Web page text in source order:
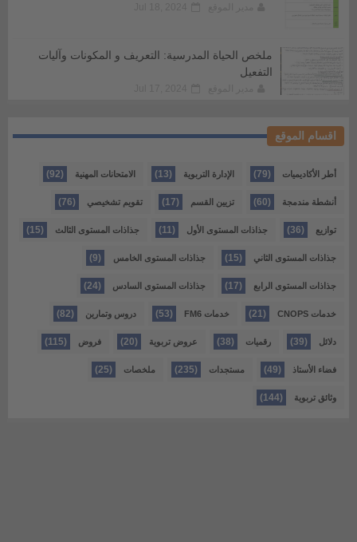
ملخص الحياة المدرسية: التعريف و المكونات وآليات
التفعيل
اقسام الموقع
أطر الأكاديميات (79) الإدارة التربوية (13) الامتحانات المهنية (92)
أنشطة مندمجة (60) تزيين القسم (17) تقويم تشخيصي (76)
توازيع (36) جذاذات المستوى الأول (11) جذاذات المستوى الثالث (15)
جذاذات المستوى الثاني (15) جذاذات المستوى الخامس (9)
جذاذات المستوى الرابع (17) جذاذات المستوى السادس (24)
خدمات CNOPS (21) خدمات FM6 (53) دروس وتمارين (82)
دلائل (39) رقميات (38) عروض تربوية (20) فروض (115)
فضاء الأستاذ (49) مستجدات (235) ملخصات (25)
وثائق تربوية (144)